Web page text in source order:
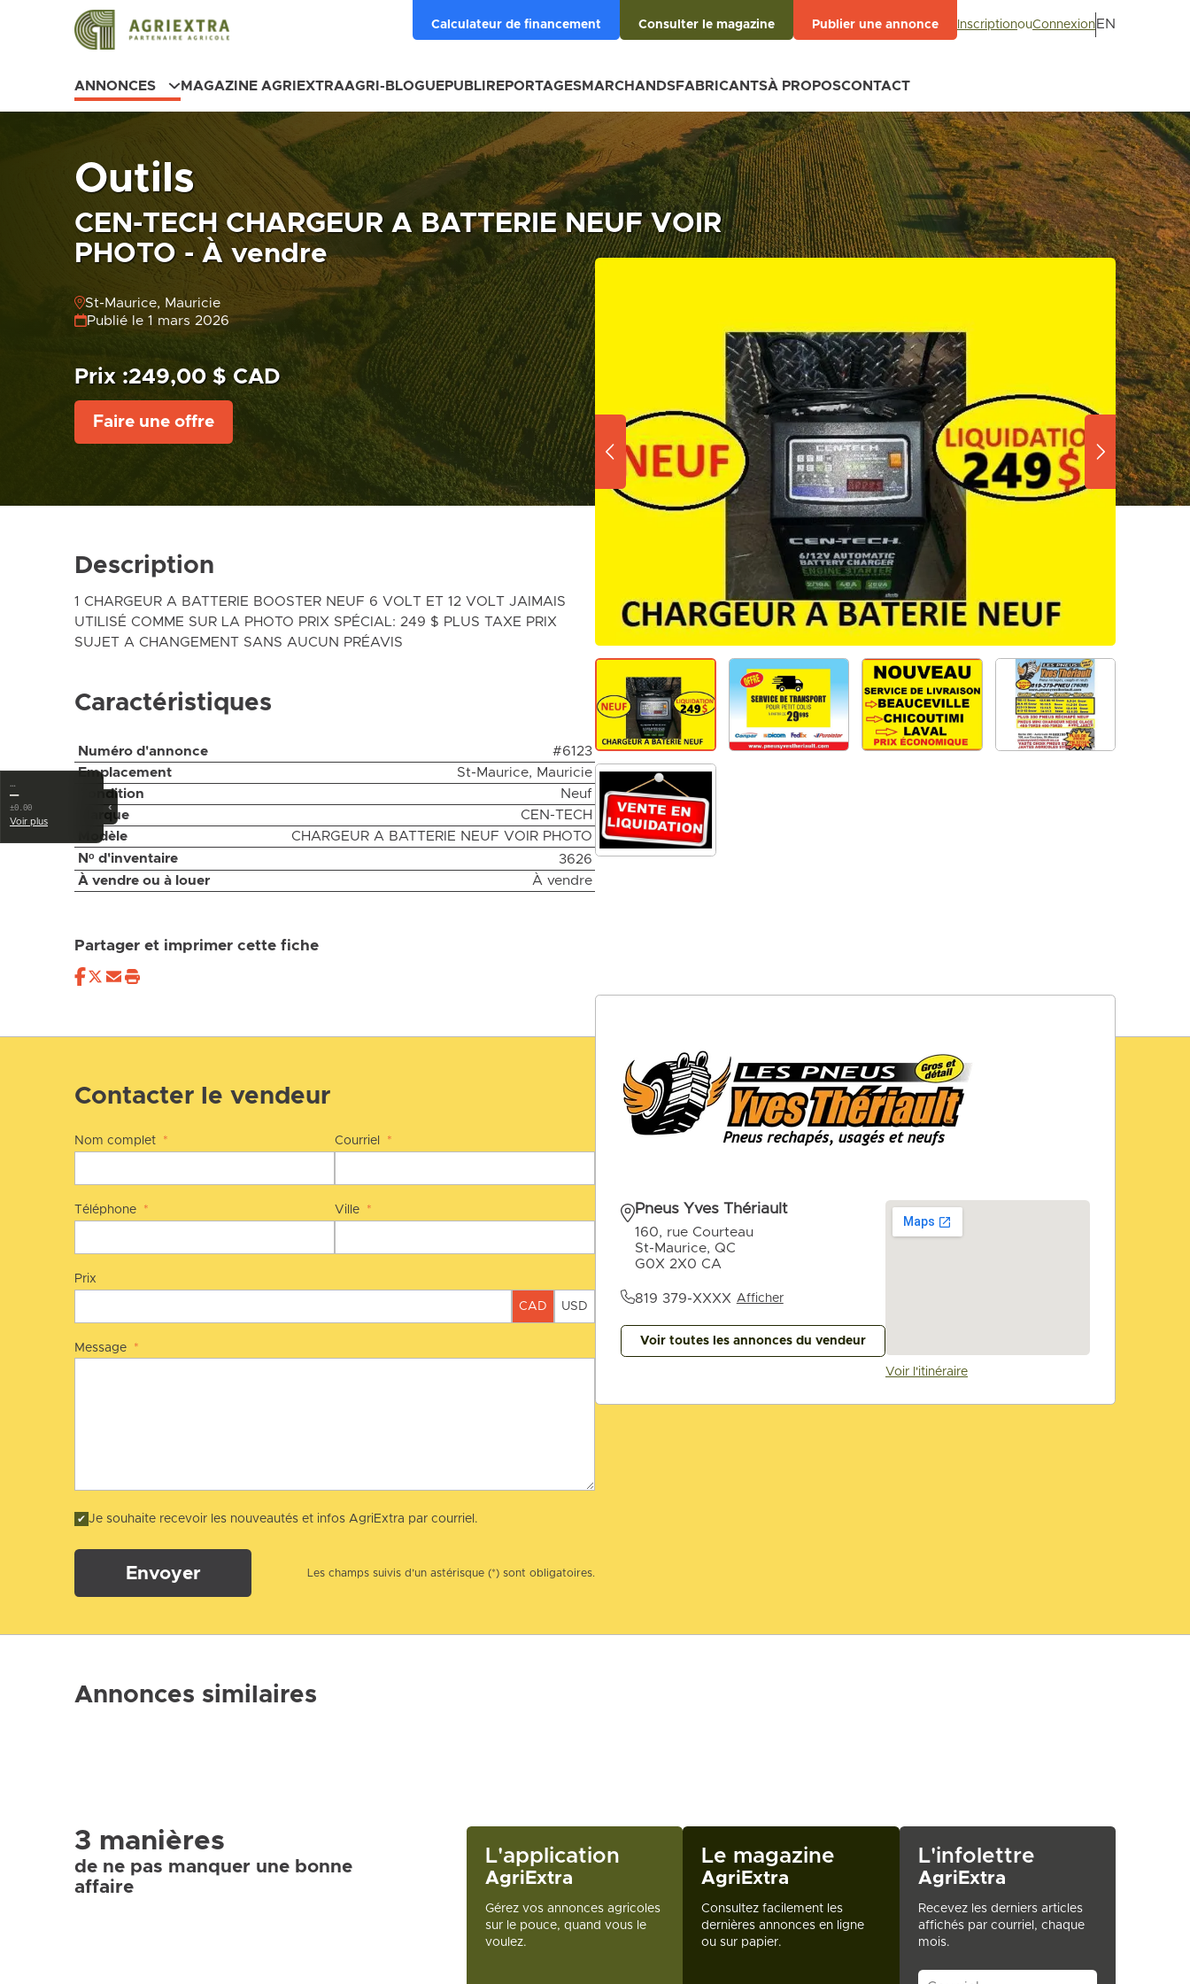
Calculateur de financement Consulter le magazine Publier une annonce InscriptionouConnexion EN
ANNONCES MAGAZINE AGRIEXTRAAGRI-BLOGUEPUBLIREPORTAGESMARCHANDSFABRICANTSÀ PROPOSCONTACT
Outils
CEN-TECH CHARGEUR A BATTERIE NEUF VOIR
PHOTO - À vendre
St-Maurice, Mauricie
Publié le 1 mars 2026
Prix :249,00 $ CAD
Faire une offre
Description
1 CHARGEUR A BATTERIE BOOSTER NEUF 6 VOLT ET 12 VOLT JAIMAIS
UTILISÉ COMME SUR LA PHOTO PRIX SPÉCIAL: 249 $ PLUS TAXE PRIX
SUJET A CHANGEMENT SANS AUCUN PRÉAVIS
Caractéristiques
Numéro d'annonce
#6123
Emplacement
St-Maurice, Mauricie
Condition
Neuf
Marque
CEN-TECH
Modèle
CHARGEUR A BATTERIE NEUF VOIR PHOTO
Nᵒ d'inventaire
3626
À vendre ou à louer
À vendre
Partager et imprimer cette fiche
Contacter le vendeur
Nom complet * Courriel *
Téléphone * Ville *
Prix
CAD USD
Message *
Je souhaite recevoir les nouveautés et infos AgriExtra par courriel.
Envoyer Les champs suivis d’un astérisque (*) sont obligatoires.
Pneus Yves Thériault
160, rue Courteau
St-Maurice, QC
G0X 2X0 CA
819 379-XXXX Afficher
Voir toutes les annonces du vendeur
Voir l'itinéraire
Annonces similaires
3 manières
de ne pas manquer une bonne
affaire
L'application
AgriExtra
Gérez vos annonces agricoles
sur le pouce, quand vous le
voulez.
Le magazine
AgriExtra
Consultez facilement les
dernières annonces en ligne
ou sur papier.
L'infolettre
AgriExtra
Recevez les derniers articles
affichés par courriel, chaque
mois.
‹
…
—
±0.00
Voir plus